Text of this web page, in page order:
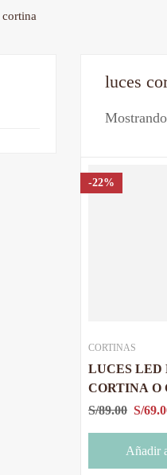
cortina
luces
-22%
CORTINAS
LUCES LED
CORTINA O
3X3
S/89.00 S/
Añadir